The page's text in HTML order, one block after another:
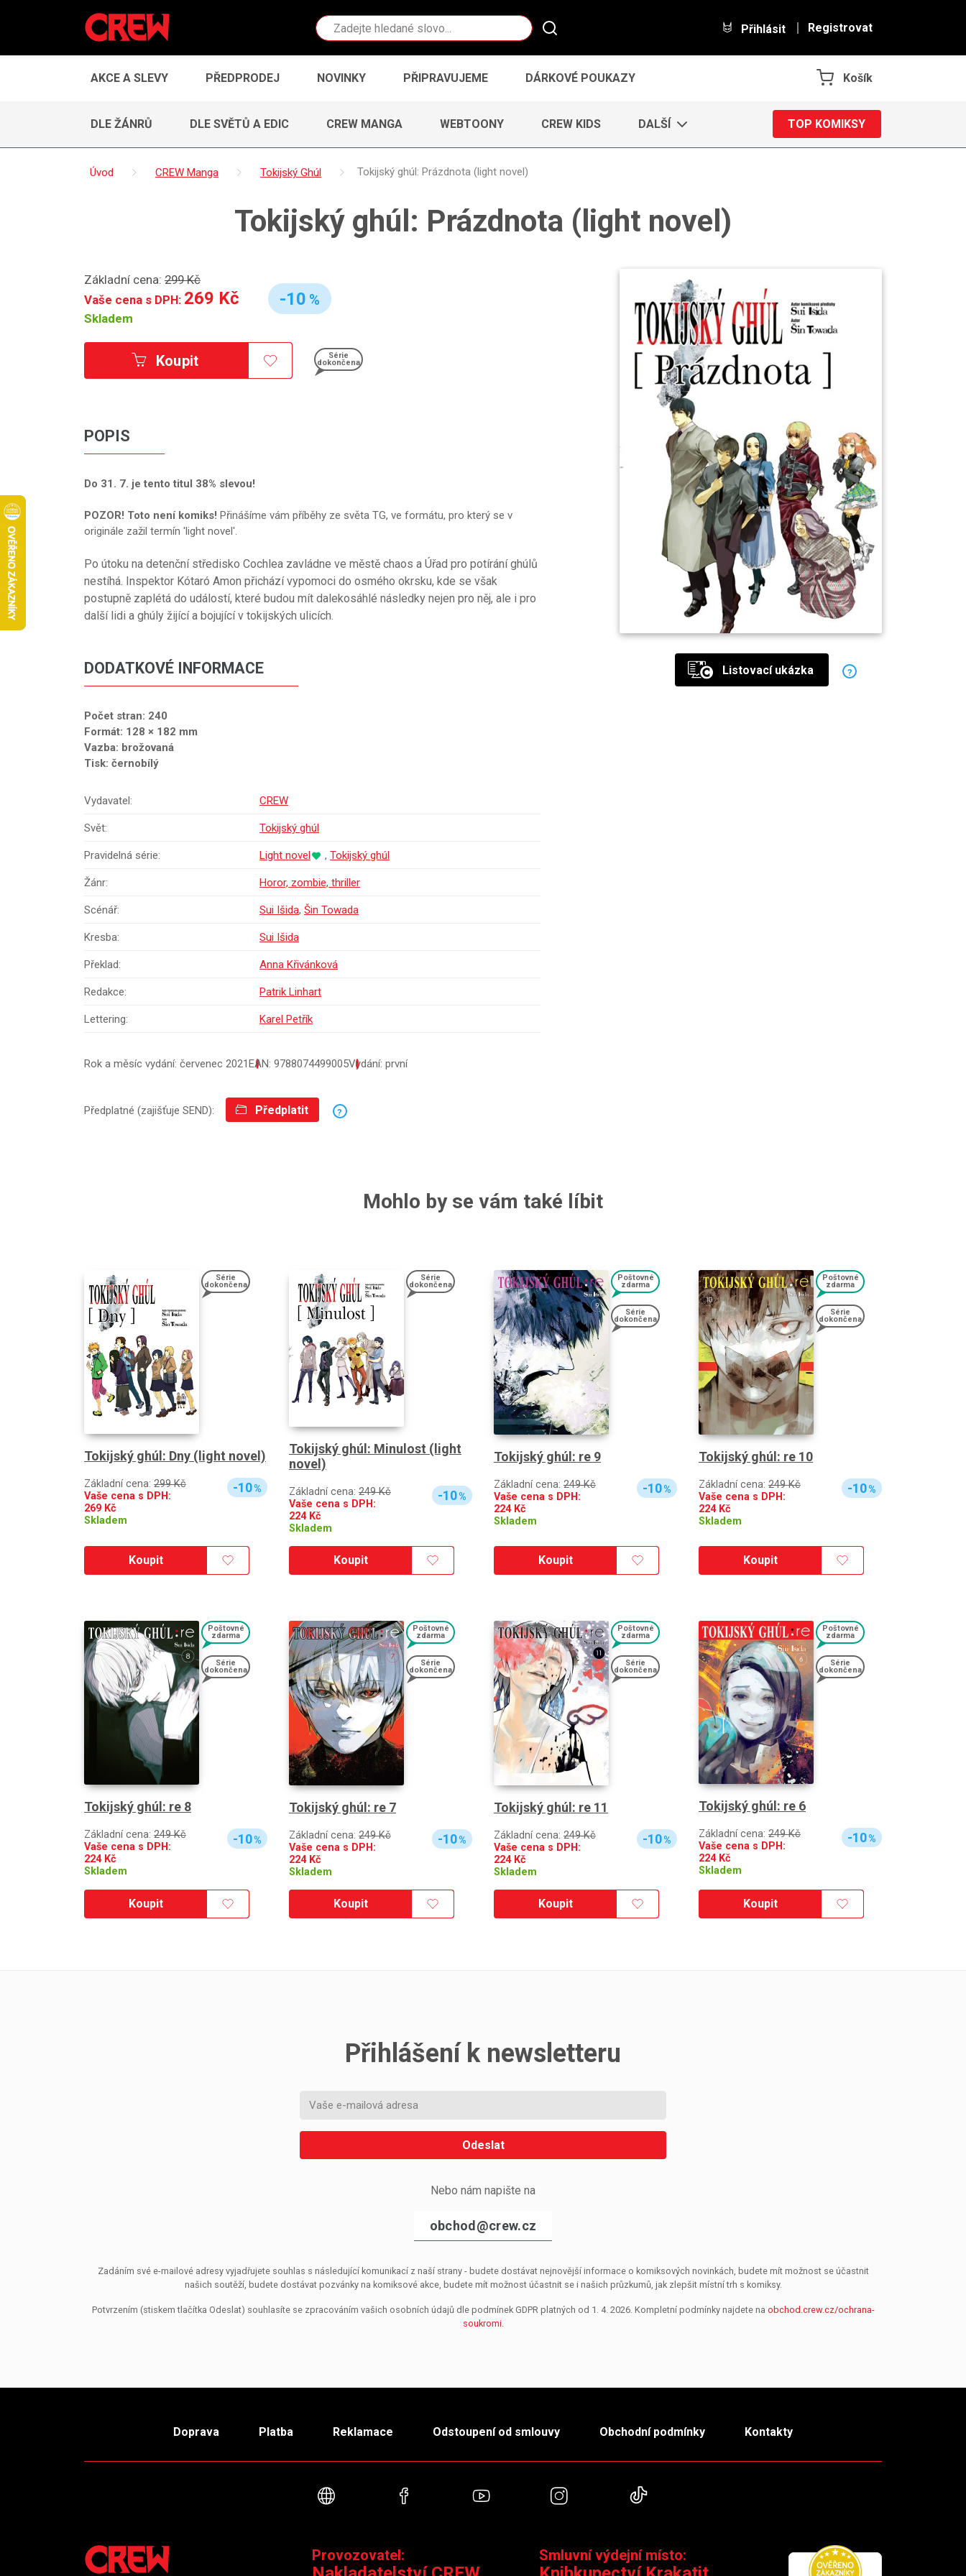
Vyhledávání Přihlásit Registrovat
AKCE A SLEVY PŘEDPRODEJ NOVINKY PŘIPRAVUJEME DÁRKOVÉ POUKAZY Košík
DLE ŽÁNRŮ DLE SVĚTŮ A EDIC CREW MANGA WEBTOONY CREW KIDS DALŠÍ TOP KOMIKSY
Úvod CREW Manga Tokijský Ghúl Tokijský ghúl: Prázdnota (light novel)
Tokijský ghúl: Prázdnota (light novel)
Základní cena: 299 Kč
Vaše cena s DPH: 269 Kč
Skladem
-10 %
Koupit Série
dokončena
POPIS
Do 31. 7. je tento titul 38% slevou!
POZOR! Toto není komiks! Přinášíme vám příběhy ze světa TG, ve formátu, pro který se v
originále zažil termín 'light novel'.
Po útoku na detenční středisko Cochlea zavládne ve městě chaos a Úřad pro potírání ghúlů
nestíhá. Inspektor Kótaró Amon přichází vypomoci do osmého okrsku, kde se však
postupně zaplétá do událostí, které budou mít dalekosáhlé následky nejen pro něj, ale i pro
další lidi a ghúly žijící a bojující v tokijských ulicích.
DODATKOVÉ INFORMACE
Počet stran: 240
Formát: 128 × 182 mm
Vazba: brožovaná
Tisk: černobílý
Vydavatel: CREW
Svět: Tokijský ghúl
Pravidelná série: Light novel , Tokijský ghúl
Žánr: Horor, zombie, thriller
Scénář: Sui Išida, Šin Towada
Kresba: Sui Išida
Překlad: Anna Křivánková
Redakce: Patrik Linhart
Lettering: Karel Petřík
Rok a měsíc vydání: červenec 2021 EAN: 9788074499005Vydání: první
Předplatné (zajišťuje SEND): Předplatit ?
Listovací ukázka ?
Mohlo by se vám také líbit
Série
dokončena
Tokijský ghúl: Dny (light novel)
Základní cena: 299 Kč
Vaše cena s DPH:
269 Kč
Skladem
-10%
Koupit
Série
dokončena
Tokijský ghúl: Minulost (light
novel)
Základní cena: 249 Kč
Vaše cena s DPH:
224Kč
Skladem
-10%
Koupit
Poštovné
zdarma
Série
dokončena
Tokijský ghúl: re 9
Základní cena: 249 Kč
Vaše cena s DPH:
224Kč
Skladem
-10%
Koupit
Poštovné
zdarma
Série
dokončena
Tokijský ghúl: re 10
Základní cena: 249 Kč
Vaše cena s DPH:
224Kč
Skladem
-10%
Koupit
Poštovné
zdarma
Série
dokončena
Tokijský ghúl: re 8
Základní cena: 249 Kč
Vaše cena s DPH:
224Kč
Skladem
-10%
Koupit
Poštovné
zdarma
Série
dokončena
Tokijský ghúl: re 7
Základní cena: 249 Kč
Vaše cena s DPH:
224Kč
Skladem
-10%
Koupit
Poštovné
zdarma
Série
dokončena
Tokijský ghúl: re 11
Základní cena: 249 Kč
Vaše cena s DPH:
224Kč
Skladem
-10%
Koupit
Poštovné
zdarma
Série
dokončena
Tokijský ghúl: re 6
Základní cena: 249 Kč
Vaše cena s DPH:
224Kč
Skladem
-10%
Koupit
Přihlášení k newsletteru
Odeslat
Nebo nám napište na
obchod@crew.cz
Zadáním své e-mailové adresy vyjadřujete souhlas s následující komunikací z naší strany - budete dostávat nejnovější informace o komiksových novinkách, budete mít možnost se účastnit
našich soutěží, budete dostávat pozvánky na komiksové akce, budete mít možnost účastnit se i našich průzkumů, jak zlepšit místní trh s komiksy.
Potvrzením (stiskem tlačítka Odeslat) souhlasíte se zpracováním vašich osobních údajů dle podmínek GDPR platných od 1. 4. 2026. Kompletní podmínky najdete na obchod.crew.cz/ochrana-
soukromi.
Doprava Platba Reklamace Odstoupení od smlouvy Obchodní podmínky Kontakty
Webové stránkyFacebookYouTube Instagram
Provozovatel: Smluvní výdejní místo: